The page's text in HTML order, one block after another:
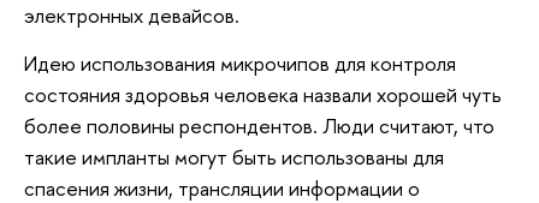
электронных девайсов.
Идею использования микрочипов для контроля
состояния здоровья человека назвали хорошей чуть
более половины респондентов. Люди считают, что
такие импланты могут быть использованы для
спасения жизни, трансляции информации о